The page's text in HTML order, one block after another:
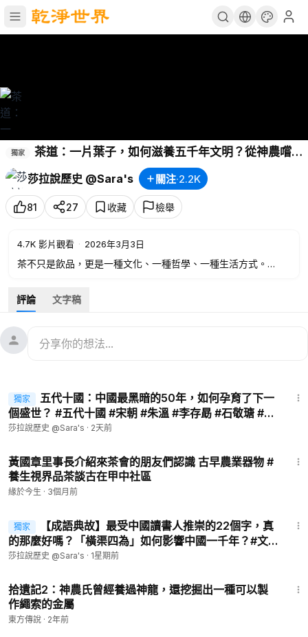
獨家
茶道：一片葉子，如何滋養五千年文明？從神農嚐
草到茶聖立經，從佛門清供到世界茶道。
道
莎拉說歷史 @Sara's 關注·2.2K
81 27 收藏 檢舉
4.7K 影片觀看 · 2026年3月3日
茶不只是飲品，更是一種文化、一種哲學、一種生活方式。
優秀的影視作品不僅令人身心愉悅，精神提升，也帶來文學、音
樂、繪畫、攝影等綜合藝術體驗。好的作品不僅能滋養心靈，提
影視的內容秉持平台乾淨、傳統、無害的理念，最適合親子放心
觀賞，寓教於樂。快來訂閱GJW+吧，每月只需6.99美元，也就
探索中華文化瑰寶，增長智慧與靈性，開闊眼界與心胸，回歸傳
統道義，明辨是非曲直。「歡迎來到『莎拉說史』，與我一起穿
英文頻道：@sara-historyE
https://www.ganjingworld.com/s/l9rrjj3neq
https://x.com/ChinaKsj
聯系莎拉： ksj2020ksj@gmail.com
贊助莎拉： https://www.paypal.me/ksjchina
評論 文字稿
獨家
五代十國：中國最黑暗的50年，如何孕育了下一
個盛世？ #五代十國 #宋朝 #朱溫 #李存勗 #石敬瑭 #柴
榮 #趙匡胤
莎拉說歷史 @Sara's · 2天前
黃國章里事長介紹來茶會的朋友們認識 古早農業器物 #
養生視界品茶談古在甲中社區
緣於今生 · 3個月前
獨家
【成語典故】最受中國讀書人推崇的22個字，真
的那麼好嗎？「橫渠四為」如何影響中國一千年？#文
化 #張載 #橫渠四為 #宋代理學 #儒家思想 【第037
莎拉說歷史 @Sara's · 1星期前
拾遺記2：神農氏曾經養過神龍，還挖掘出一種可以製
作繩索的金屬
東方傳說 · 2年前